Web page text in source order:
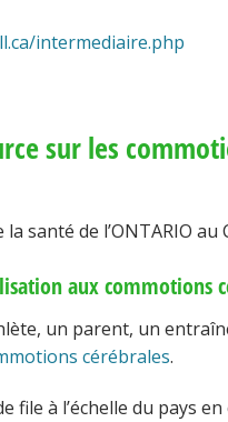
intermediaire.php
sur les
santé de l’ONTARIO au
aux commotions
un parent, un
cérébrales.
file à l’échelle du pays